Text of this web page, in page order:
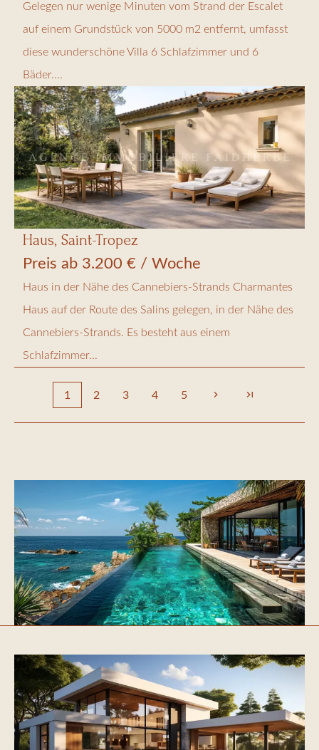
Gelegen nur wenige Minuten vom Strand der Escalet
auf einem Grundstück von 5000 m2 entfernt, umfasst
diese wunderschöne Villa 6 Schlafzimmer und 6
Bäder....
Haus, Saint-Tropez
Preis ab 3.200 € / Woche
Haus in der Nähe des Cannebiers-Strands Charmantes
Haus auf der Route des Salins gelegen, in der Nähe des
Cannebiers-Strands. Es besteht aus einem
Schlafzimmer...
1 2 3 4 5